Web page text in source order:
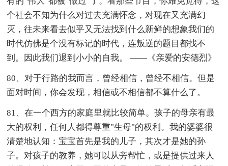
个社会不知为什么对过去充满怀念，对现在又充满幻
灭，往未来看去似乎又无法找到什么新鲜的想象我们的
时代仿佛是个没有标记的时代，连叛逆的题目都找不
到。因此我们退到小小的自我。 ——《亲爱的安德烈》
80、对于行路的我而言，曾经相信，曾经不相信。但是
面对时间，你会发现，相信或不相信都不算什么了。
81、在一个西方的家庭里就比较简单。孩子的母亲有最
大的权利，任何人都得尊重"生母"的权利。我的婆婆很
清楚地认知：宝宝首先是我的儿子，其次才是她的孙
子。对孩子的教养，她可以从旁帮忙，或是提供过来人